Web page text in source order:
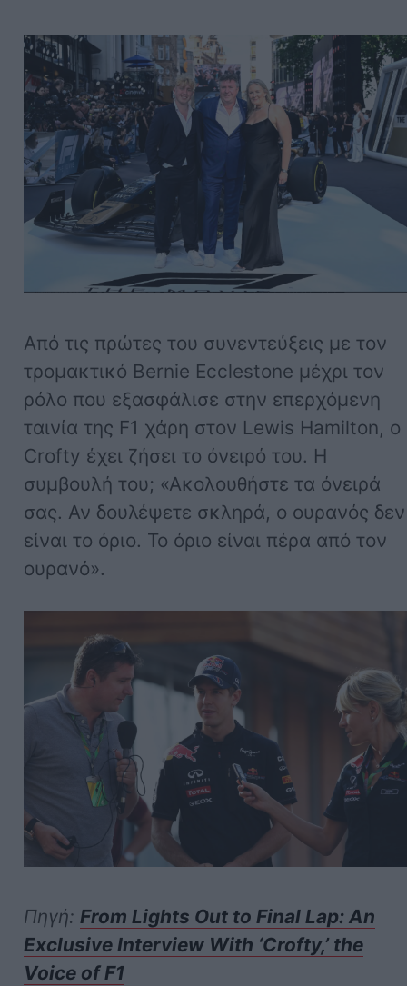
Από τις πρώτες του συνεντεύξεις με τον
τρομακτικό Bernie Ecclestone μέχρι τον
ρόλο που εξασφάλισε στην επερχόμενη
ταινία της F1 χάρη στον Lewis Hamilton, ο
Crofty έχει ζήσει το όνειρό του. Η
συμβουλή του; «Ακολουθήστε τα όνειρά
σας. Αν δουλέψετε σκληρά, ο ουρανός δεν
είναι το όριο. Το όριο είναι πέρα από τον
ουρανό».
Πηγή:From Lights Out to Final Lap: An
Exclusive Interview With ‘Crofty,’ the
Voice of F1